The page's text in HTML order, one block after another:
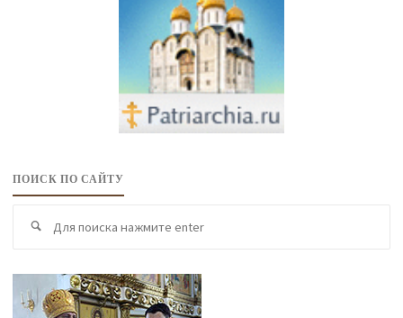
ПОИСК ПО САЙТУ
Поиск